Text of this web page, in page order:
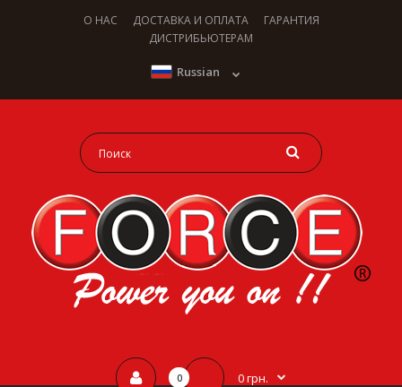
О НАС ДОСТАВКА И ОПЛАТА
ГАРАНТИЯ
ДИСТРИБЬЮТЕРАМ
Russian
0 0 грн.